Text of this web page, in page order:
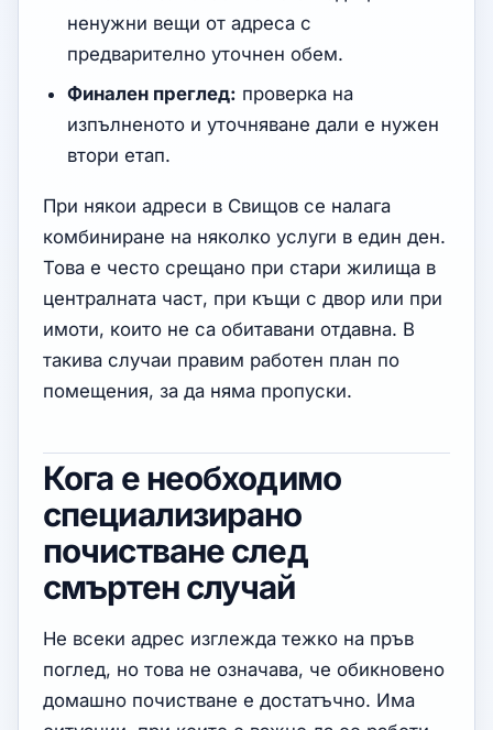
ненужни вещи от адреса с
предварително уточнен обем.
Финален преглед: проверка на
изпълненото и уточняване дали е нужен
втори етап.
При някои адреси в Свищов се налага
комбиниране на няколко услуги в един ден.
Това е често срещано при стари жилища в
централната част, при къщи с двор или при
имоти, които не са обитавани отдавна. В
такива случаи правим работен план по
помещения, за да няма пропуски.
Кога е необходимо
специализирано
почистване след
смъртен случай
Не всеки адрес изглежда тежко на пръв
поглед, но това не означава, че обикновено
домашно почистване е достатъчно. Има